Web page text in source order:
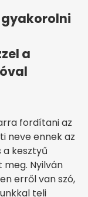
a
fordítani az
neve ennek az
a kesztyű
Nyilván
erről van szó,
teli